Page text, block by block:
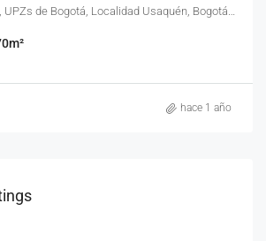
Carrera 15, El Otoño, UPZs de Bogotá, Localidad Usaquén, Bogotá, Bogotá, Distrito Capital, RAP (Especial) Central, 110141, Colombia, Bogotá Distrito Capital - Municipio
m²
hace 1 año